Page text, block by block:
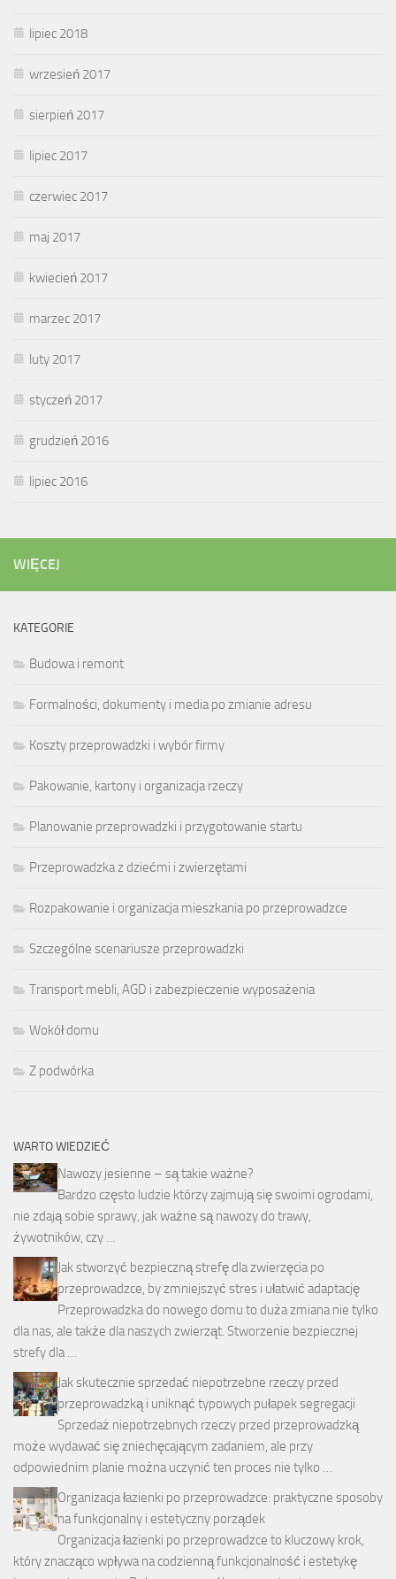
lipiec 2018
wrzesień 2017
sierpień 2017
lipiec 2017
czerwiec 2017
maj 2017
kwiecień 2017
marzec 2017
luty 2017
styczeń 2017
grudzień 2016
lipiec 2016
WIĘCEJ
KATEGORIE
Budowa i remont
Formalności, dokumenty i media po zmianie adresu
Koszty przeprowadzki i wybór firmy
Pakowanie, kartony i organizacja rzeczy
Planowanie przeprowadzki i przygotowanie startu
Przeprowadzka z dziećmi i zwierzętami
Rozpakowanie i organizacja mieszkania po przeprowadzce
Szczególne scenariusze przeprowadzki
Transport mebli, AGD i zabezpieczenie wyposażenia
Wokół domu
Z podwórka
WARTO WIEDZIEĆ
Nawozy jesienne – są takie ważne?
Bardzo często ludzie którzy zajmują się swoimi ogrodami,
nie zdają sobie sprawy, jak ważne są nawozy do trawy,
żywotników, czy …
Jak stworzyć bezpieczną strefę dla zwierzęcia po
przeprowadzce, by zmniejszyć stres i ułatwić adaptację
Przeprowadzka do nowego domu to duża zmiana nie tylko
dla nas, ale także dla naszych zwierząt. Stworzenie bezpiecznej
strefy dla …
Jak skutecznie sprzedać niepotrzebne rzeczy przed
przeprowadzką i uniknąć typowych pułapek segregacji
Sprzedaż niepotrzebnych rzeczy przed przeprowadzką
może wydawać się zniechęcającym zadaniem, ale przy
odpowiednim planie można uczynić ten proces nie tylko …
Organizacja łazienki po przeprowadzce: praktyczne sposoby
na funkcjonalny i estetyczny porządek
Organizacja łazienki po przeprowadzce to kluczowy krok,
który znacząco wpływa na codzienną funkcjonalność i estetykę